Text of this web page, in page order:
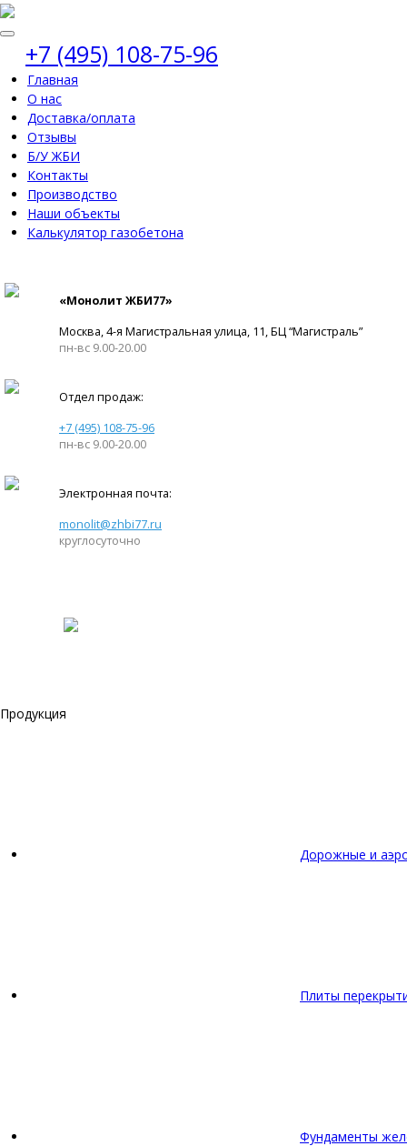
+7 (495) 108-75-96
Главная
О нас
Доставка/оплата
Отзывы
Б/У ЖБИ
Контакты
Производство
Наши объекты
Калькулятор газобетона
«Монолит ЖБИ77»
Москва, 4-я Магистральная улица, 11, ​БЦ “Магистраль”
пн-вс 9.00-20.00
Отдел продаж:
+7 (495) 108-75-96
пн-вс 9.00-20.00
Электронная почта:
monolit@zhbi77.ru
круглосуточно
Продукция
Дорожные и
Плиты
Фундаменты